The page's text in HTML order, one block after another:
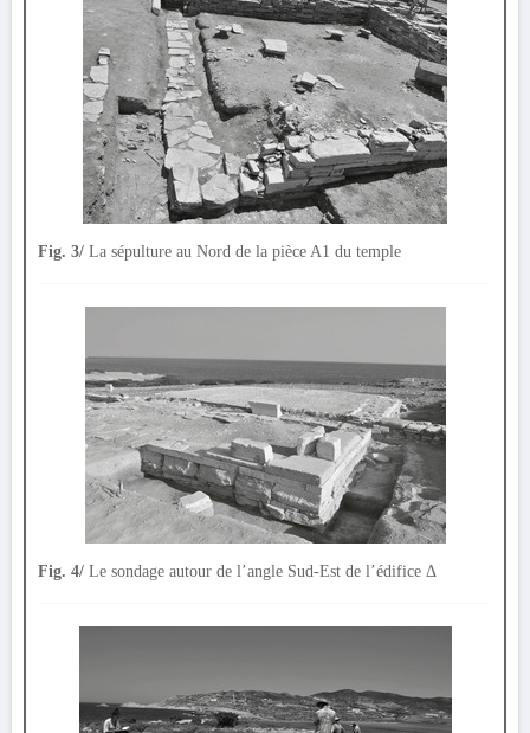
Fig. 3/ La sépulture au Nord de la pièce A1 du temple
Fig. 4/ Le sondage autour de l’angle Sud-Est de l’édifice Δ